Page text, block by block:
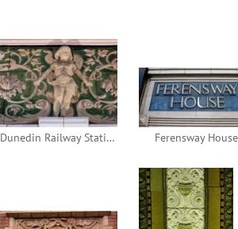
Dunedin Railway Station Ferensway House